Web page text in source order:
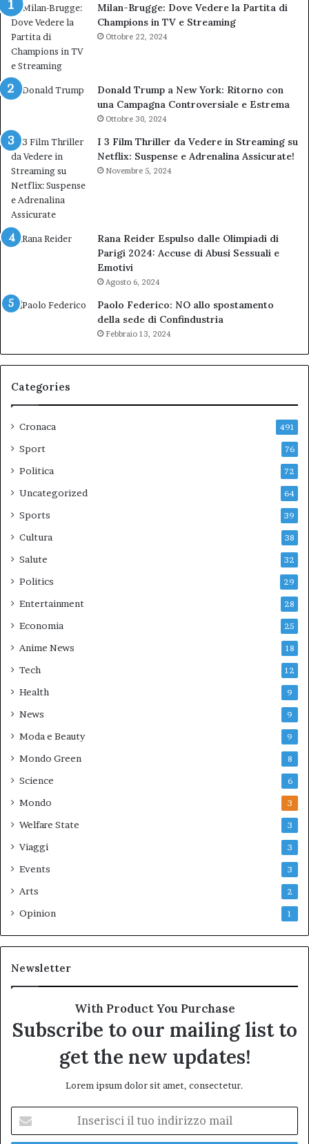
Milan-Brugge: Dove Vedere la Partita di
Champions in TV e Streaming
Ottobre 22, 2024
Donald Trump a New York: Ritorno con
una Campagna Controversiale e Estrema
Ottobre 30, 2024
I 3 Film Thriller da Vedere in Streaming su
Netflix: Suspense e Adrenalina Assicurate!
Novembre 5, 2024
Rana Reider Espulso dalle Olimpiadi di
Parigi 2024: Accuse di Abusi Sessuali e
Emotivi
Agosto 6, 2024
Paolo Federico: NO allo spostamento
della sede di Confindustria
Febbraio 13, 2024
Categories
Cronaca 491
Sport 76
Politica 72
Uncategorized 64
Sports 39
Cultura 38
Salute 32
Politics 29
Entertainment 28
Economia 25
Anime News 18
Tech 12
Health 9
News 9
Moda e Beauty 9
Mondo Green 8
Science 6
Mondo 3
Welfare State 3
Viaggi 3
Events 3
Arts 2
Opinion 1
Newsletter
With Product You Purchase
Subscribe to our mailing list to
get the new updates!
Lorem ipsum dolor sit amet, consectetur.
tuo